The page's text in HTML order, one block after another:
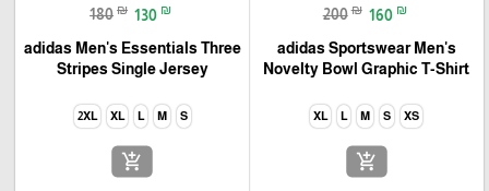
200 ₪ 160 ₪
adidas Sportswear Men's
Novelty Bowl Graphic T-Shirt
XS
S
M
L
XL
add_shopping_cart
180 ₪ 130 ₪
adidas Men's Essentials Three
Stripes Single Jersey
S
M
L
XL
2XL
add_shopping_cart